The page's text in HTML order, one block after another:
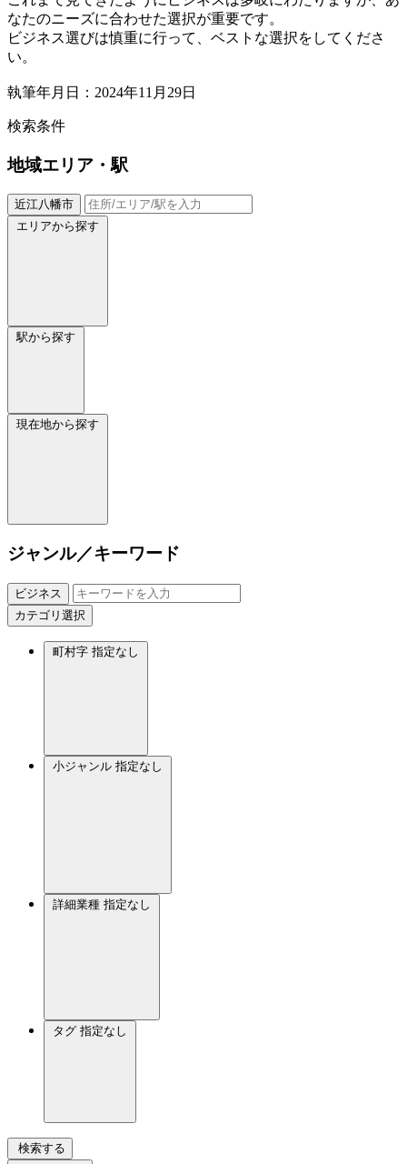
なたのニーズに合わせた選択が重要です。
ビジネス選びは慎重に行って、ベストな選択をしてくださ
い。
執筆年月日：2024年11月29日
検索条件
地域エリア・駅
近江八幡市
エリアから探す
駅から探す
現在地から探す
ジャンル／キーワード
ビジネス
カテゴリ選択
町村字 指定なし
小ジャンル 指定なし
詳細業種 指定なし
タグ 指定なし
検索する